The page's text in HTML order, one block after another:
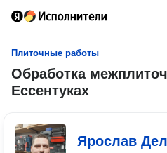
Плиточные работы
Обработка
Ессентуках
Ярослав